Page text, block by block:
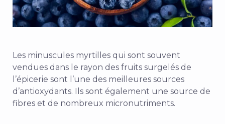
Les minuscules myrtilles qui sont souvent
vendues dans le rayon des fruits surgelés de
l’épicerie sont l’une des meilleures sources
d’antioxydants. Ils sont également une source de
fibres et de nombreux micronutriments.